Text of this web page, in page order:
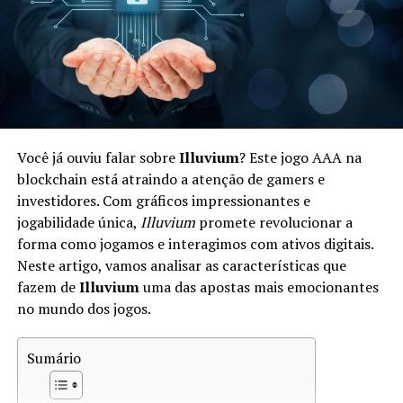
investir em um ecossistema econômico digital.
Como Funciona a Economia em Star
Atlas
A economia de Star Atlas é complexa e baseada em um
sistema de diferentes tipos de ativos digitais. Os
jogadores podem negociar naves,planetóidese outros
bens dentro do jogo. Aqui estão alguns aspectos chave:
Tokens:Star Atlas utiliza dois tokens principais —
ATLAS e POLIS. ATLAS é utilizado para transações
gerais, enquanto POLIS representa a governança.
Mercado:Os jogadores podem participar em um
mercado dinâmico onde vendem e compram ativos,
influenciando os preços com base na oferta e
demanda.
Você já ouviu falar sobreIlluvium? Este jogo AAA na
blockchain está atraindo a atenção de gamers e
investidores. Com gráficos impressionantes e
jogabilidade única, Illuviumpromete revolucionar a
forma como jogamos e interagimos com ativos digitais.
Neste artigo, vamos analisar as características que
fazem deIlluviumuma das apostas mais emocionantes
no mundo dos jogos.
Sumário